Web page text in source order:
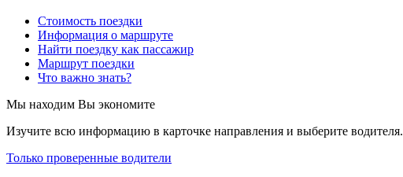
Стоимость поездки
Информация о маршруте
Найти поездку как пассажир
Маршрут поездки
Что важно знать?
Мы находим Вы экономите
Изучите всю информацию в карточке направления и выберите водителя.
Только проверенные водители